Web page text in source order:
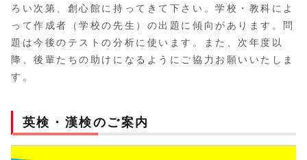
ろい次第、創心館に持ってきて下さい。学校・教科によ
って作成者（学校の先生）の出題に傾向があります。問
題は今後のテストの分析に使います。また、次年度以
降、後輩たちの助けになるようにご協力お願いいたしま
す。
英検・漢検のご案内